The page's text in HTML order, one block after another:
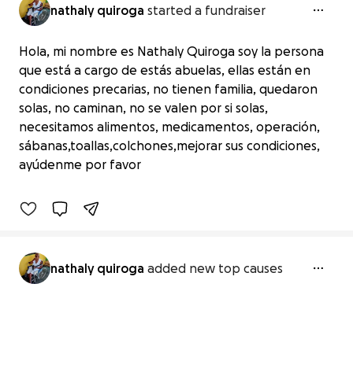
nathaly quiroga started a fundraiser
Hola, mi nombre es Nathaly Quiroga soy la persona
que está a cargo de estás abuelas, ellas están en
condiciones precarias, no tienen familia, quedaron
solas, no caminan, no se valen por si solas,
necesitamos alimentos, medicamentos, operación,
sábanas,toallas,colchones,mejorar sus condiciones,
ayúdenme por favor
Dona para ayudar a estás personas
$0 raised
nathaly quiroga added new top causes